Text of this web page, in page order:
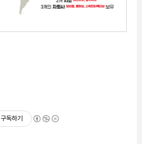
구독하기